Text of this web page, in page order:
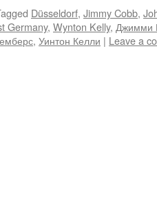
Düsseldorf, Jimmy Cobb,
Germany, Wynton Kelly, Джимми
, Уинтон Келли | Leave a